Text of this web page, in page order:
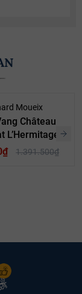
Moueix
Château
L’Hermitage
20201.391.500₫